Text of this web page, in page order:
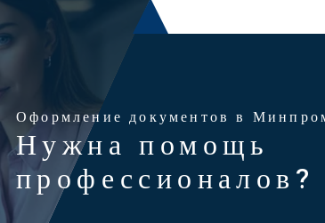
Оформление документов в
Нужна помощь
профессионалов?